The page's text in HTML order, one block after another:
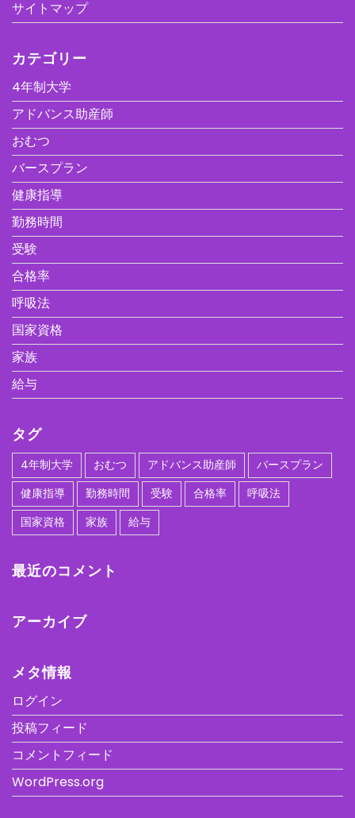
サイトマップ
カテゴリー
4年制大学
アドバンス助産師
おむつ
バースプラン
健康指導
勤務時間
受験
合格率
呼吸法
国家資格
家族
給与
タグ
4年制大学 おむつ アドバンス助産師
バースプラン
健康指導
勤務時間 受験 合格率
呼吸法
国家資格
家族 給与
最近のコメント
アーカイブ
メタ情報
ログイン
投稿フィード
コメントフィード
WordPress.org